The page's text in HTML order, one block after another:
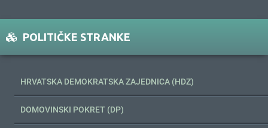
POLITIČKE STRANKE
HRVATSKA DEMOKRATSKA ZAJEDNICA (HDZ)
DOMOVINSKI POKRET (DP)